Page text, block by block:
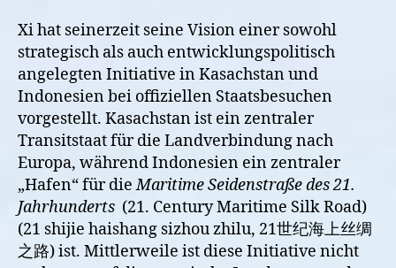
Xi hat seinerzeit seine Vision einer sowohl
strategisch als auch entwicklungspolitisch
angelegten Initiative in Kasachstan und
Indonesien bei offiziellen Staatsbesuchen
vorgestellt. Kasachstan ist ein zentraler
Transitstaat für die Landverbindung nach
Europa, während Indonesien ein zentraler
„Hafen“ für dieMaritime Seidenstraße des 21.
Jahrhunderts (21. Century Maritime Silk Road)
(21 shijie haishang sizhou zhilu, 21世纪海上丝绸
之路)ist. Mittlerweile ist diese Initiative nicht